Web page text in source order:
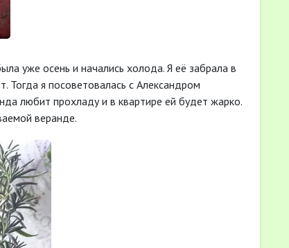
уже осень и начались холода. Я её забрала в
Тогда я посоветовалась с Александром
любит прохладу и в квартире ей будет жарко.
веранде.